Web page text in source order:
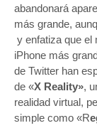
abandonará
más grande,
y enfatiza que el
iPhone más
de Twitter han
de «X Reality»,
realidad virtual,
simple como «R